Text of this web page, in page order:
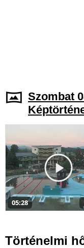
Szombat
05:28
Történelmi